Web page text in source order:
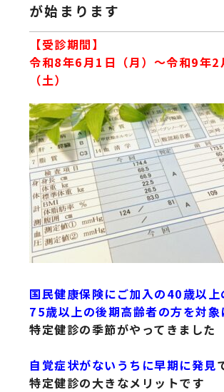
が始まります
【受診期間】
令和8年6月1日（月）～令和9年2
（土）
国民健康保険にご加入の40歳以上
75歳以上の後期高齢者の方を対象
特定健診の季節がやってきました
自覚症状がないうちに早期に発見
特定健診の大きなメリットです